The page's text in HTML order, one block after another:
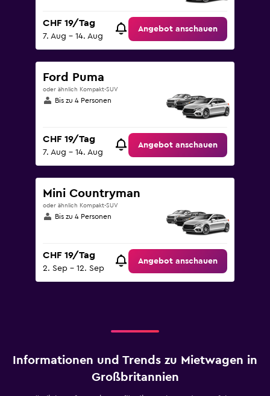
CHF 19/Tag
7. Aug – 14. Aug
Angebot anschauen
Ford Puma
oder ähnlich Kompakt-SUV
Bis zu 4 Personen
CHF 19/Tag
7. Aug – 14. Aug
Angebot anschauen
Mini Countryman
oder ähnlich Kompakt-SUV
Bis zu 4 Personen
CHF 19/Tag
2. Sep – 12. Sep
Angebot anschauen
Informationen und Trends zu Mietwagen in
Großbritannien